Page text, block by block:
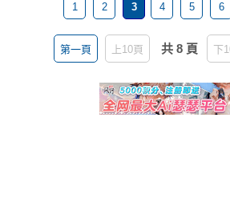
1 2 3 4 5 6
第一頁 上10頁 共 8 頁 下